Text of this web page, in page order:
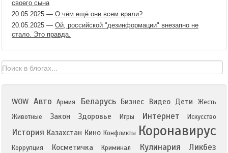
своего сына
20.05.2025 — О чём ещё они всем врали?
20.05.2025 — Ой, российской "дезинформации" внезапно не
стало. Это правда.
WOW Авто Армия Беларусь Бизнес Видео Дети
Жесть
Животные
Закон Здоровье Игры Интернет Искусство
История Казахстан Кино Конфликты Коронавирус
Коррупция Косметичка Криминал Кулинария Ликбез